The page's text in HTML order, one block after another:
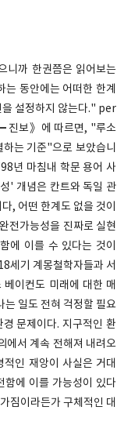
니까 한권쯤은 읽어보는
동안에는 어떠한 한계
을 설정하지 않는다." per
진보》에 따르면, "루소
는 기준"으로 보았습니
년 마침내 학문 용어 사
' 개념은 칸트와 독일 관
, 어떤 한계도 없을 것이
전가능성을 진짜로 실현
에 이를 수 있다는 것이
세기 계몽철학자들과 서
이컨도 미래에 대한 매
는 일도 전혀 걱정할 필요
문제이다. 지구적인 환
에서 계속 전해져 내려오
인 재앙이 사실은 거대
함에 이를 가능성이 있다
짐이라든가 구체적인 대